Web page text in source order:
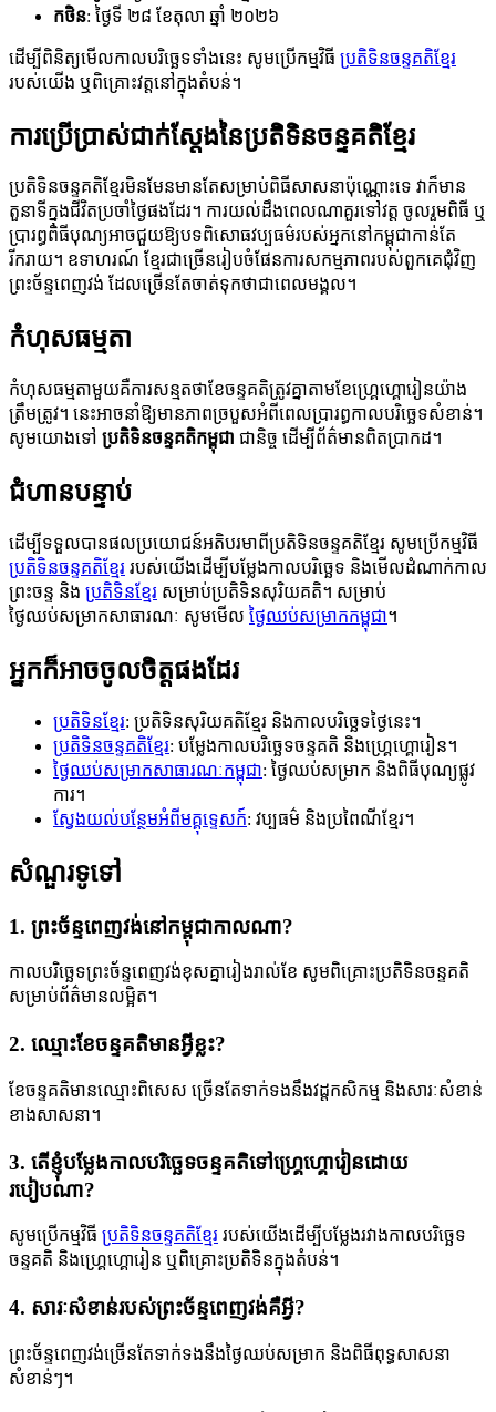
កថិន: ថ្ងៃទី ២៨ ខែតុលា ឆ្នាំ ២០២៦
ដើម្បីពិនិត្យមើលកាលបរិច្ឆេទទាំងនេះ សូមប្រើកម្មវិធី ប្រតិទិនចន្ទគតិខ្មែរ
របស់យើង ឬពិគ្រោះវត្តនៅក្នុងតំបន់។
ការប្រើប្រាស់ជាក់ស្តែងនៃប្រតិទិនចន្ទគតិខ្មែរ
ប្រតិទិនចន្ទគតិខ្មែរមិនមែនមានតែសម្រាប់ពិធីសាសនាប៉ុណ្ណោះទេ វាក៏មាន
តួនាទីក្នុងជីវិតប្រចាំថ្ងៃផងដែរ។ ការយល់ដឹងពេលណាគួរទៅវត្ត ចូលរួមពិធី ឬ
ប្រារព្ធពិធីបុណ្យអាចជួយឱ្យបទពិសោធវប្បធម៌របស់អ្នកនៅកម្ពុជាកាន់តែ
រីករាយ។ ឧទាហរណ៍ ខ្មែរជាច្រើនរៀបចំផែនការសកម្មភាពរបស់ពួកគេជុំវិញ
ព្រះច័ន្ទពេញវង់ ដែលច្រើនតែចាត់ទុកថាជាពេលមង្គល។
កំហុសធម្មតា
កំហុសធម្មតាមួយគឺការសន្មតថាខែចន្ទគតិត្រូវគ្នាតាមខែហ្គ្រេហ្គោរៀនយ៉ាង
ត្រឹមត្រូវ។ នេះអាចនាំឱ្យមានភាពច្របួសអំពីពេលប្រារព្ធកាលបរិច្ឆេទសំខាន់។
សូមយោងទៅ ប្រតិទិនចន្ទគតិកម្ពុជា ជានិច្ច ដើម្បីព័ត៌មានពិតប្រាកដ។
ជំហានបន្ទាប់
ដើម្បីទទួលបានផលប្រយោជន៍អតិបរមាពីប្រតិទិនចន្ទគតិខ្មែរ សូមប្រើកម្មវិធី
ប្រតិទិនចន្ទគតិខ្មែរ របស់យើងដើម្បីបម្លែងកាលបរិច្ឆេទ និងមើលដំណាក់កាល
ព្រះចន្ទ និង ប្រតិទិនខ្មែរ សម្រាប់ប្រតិទិនសុរិយគតិ។ សម្រាប់
ថ្ងៃឈប់សម្រាកសាធារណៈ សូមមើល ថ្ងៃឈប់សម្រាកកម្ពុជា។
អ្នកក៏អាចចូលចិត្តផងដែរ
ប្រតិទិនខ្មែរ: ប្រតិទិនសុរិយគតិខ្មែរ និងកាលបរិច្ឆេទថ្ងៃនេះ។
ប្រតិទិនចន្ទគតិខ្មែរ: បម្លែងកាលបរិច្ឆេទចន្ទគតិ និងហ្គ្រេហ្គោរៀន។
ថ្ងៃឈប់សម្រាកសាធារណៈកម្ពុជា: ថ្ងៃឈប់សម្រាក និងពិធីបុណ្យផ្លូវ
ការ។
ស្វែងយល់បន្ថែមអំពីមគ្គុទ្ទេសក៍: វប្បធម៌ និងប្រពៃណីខ្មែរ។
សំណួរទូទៅ
1. ព្រះច័ន្ទពេញវង់នៅកម្ពុជាកាលណា?
កាលបរិច្ឆេទព្រះច័ន្ទពេញវង់ខុសគ្នារៀងរាល់ខែ សូមពិគ្រោះប្រតិទិនចន្ទគតិ
សម្រាប់ព័ត៌មានលម្អិត។
2. ឈ្មោះខែចន្ទគតិមានអ្វីខ្លះ?
ខែចន្ទគតិមានឈ្មោះពិសេស ច្រើនតែទាក់ទងនឹងវដ្តកសិកម្ម និងសារៈសំខាន់
ខាងសាសនា។
3. តើខ្ញុំបម្លែងកាលបរិច្ឆេទចន្ទគតិទៅហ្គ្រេហ្គោរៀនដោយ
របៀបណា?
សូមប្រើកម្មវិធី ប្រតិទិនចន្ទគតិខ្មែរ របស់យើងដើម្បីបម្លែងរវាងកាលបរិច្ឆេទ
ចន្ទគតិ និងហ្គ្រេហ្គោរៀន ឬពិគ្រោះប្រតិទិនក្នុងតំបន់។
4. សារៈសំខាន់របស់ព្រះច័ន្ទពេញវង់គឺអ្វី?
ព្រះច័ន្ទពេញវង់ច្រើនតែទាក់ទងនឹងថ្ងៃឈប់សម្រាក និងពិធីពុទ្ធសាសនា
សំខាន់ៗ។